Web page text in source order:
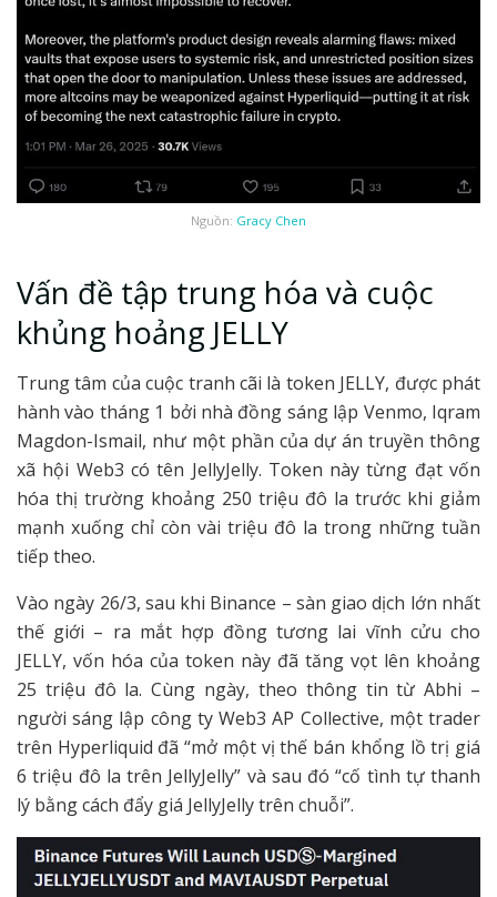
Nguồn: Gracy Chen
Vấn đề tập trung hóa và cuộc
khủng hoảng JELLY
Trung tâm của cuộc tranh cãi là token JELLY, được phát
hành vào tháng 1 bởi nhà đồng sáng lập Venmo, Iqram
Magdon-Ismail, như một phần của dự án truyền thông
xã hội Web3 có tên JellyJelly. Token này từng đạt vốn
hóa thị trường khoảng 250 triệu đô la trước khi giảm
mạnh xuống chỉ còn vài triệu đô la trong những tuần
tiếp theo.
Vào ngày 26/3, sau khi Binance – sàn giao dịch lớn nhất
thế giới – ra mắt hợp đồng tương lai vĩnh cửu cho
JELLY, vốn hóa của token này đã tăng vọt lên khoảng
25 triệu đô la. Cùng ngày, theo thông tin từ Abhi –
người sáng lập công ty Web3 AP Collective, một trader
trên Hyperliquid đã “mở một vị thế bán khổng lồ trị giá
6 triệu đô la trên JellyJelly” và sau đó “cố tình tự thanh
lý bằng cách đẩy giá JellyJelly trên chuỗi”.